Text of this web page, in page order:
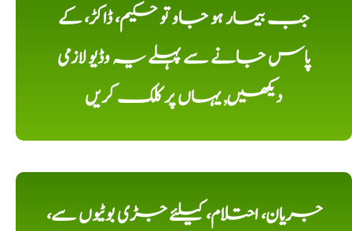
جب بیمار ہو جاو تو حکیم، ڈاکڑ، کے
پاس جانے سے پہلے یہ وڈیو لازمی
دیکھیں, یہاں پر کلک کریں
جریان، احتلام، کیلئے جڑی بوٹیوں سے،